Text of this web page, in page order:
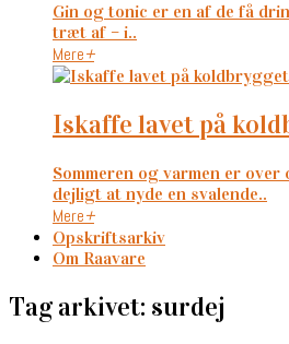
Gin og tonic er en af de få
træt af – i..
Mere+
iskaffe lavet på
Sommeren og varmen er
dejligt at nyde en svalende..
Mere+
Opskriftsarkiv
Om Raavare
Tag arkivet: surdej